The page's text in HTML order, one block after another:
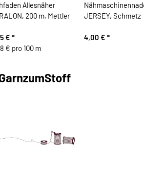
Allesnäher
200 m, Mettler
€ *
€ pro 100 m
JERSEY, Schmetz
4,00 € *